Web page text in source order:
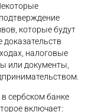
которые будут
доказательств
налоговые
или документы,
сербском банке
включает: